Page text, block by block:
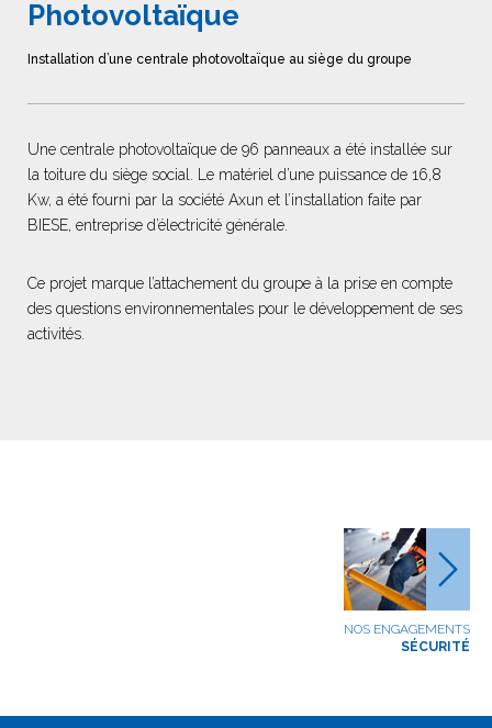
Photovoltaïque
Installation d’une centrale photovoltaïque au siège du groupe
Une centrale photovoltaïque de 96 panneaux a été installée sur
la toiture du siège social. Le matériel d’une puissance de 16,8
Kw, a été fourni par la société Axun et l’installation faite par
BIESE, entreprise d’électricité générale.
Ce projet marque l’attachement du groupe à la prise en compte
des questions environnementales pour le développement de ses
activités.
NOS ENGAGEMENTS
SÉCURITÉ